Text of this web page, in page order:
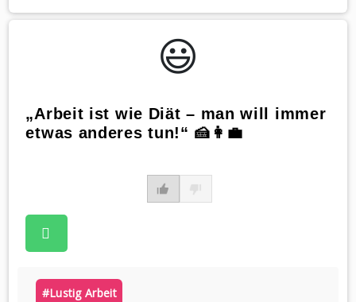
😃️
„Arbeit ist wie Diät – man will immer
etwas anderes tun!“ 🍰👩‍💼
#lustig Arbeit